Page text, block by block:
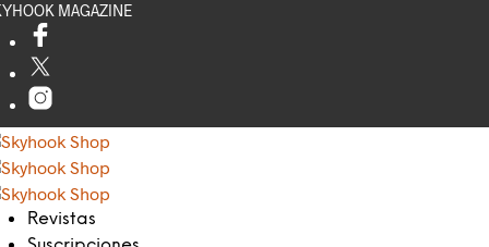
MAGAZINE
Revistas